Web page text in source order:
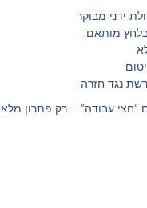
ידני מבוקר
מותאם
נגד חזרה
“חצי עבודה” – רק פתרון מלא